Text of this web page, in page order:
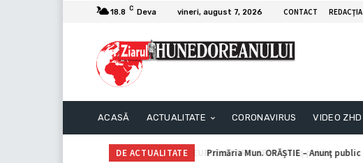
18.8 C Deva vineri, august 7, 2026 CONTACT REDACŢIA
ACASĂ ACTUALITATE CORONAVIRUS VIDEO ZHD
DE ACTUALITATE Primăria Mun. ORĂȘTIE – Anunţ public